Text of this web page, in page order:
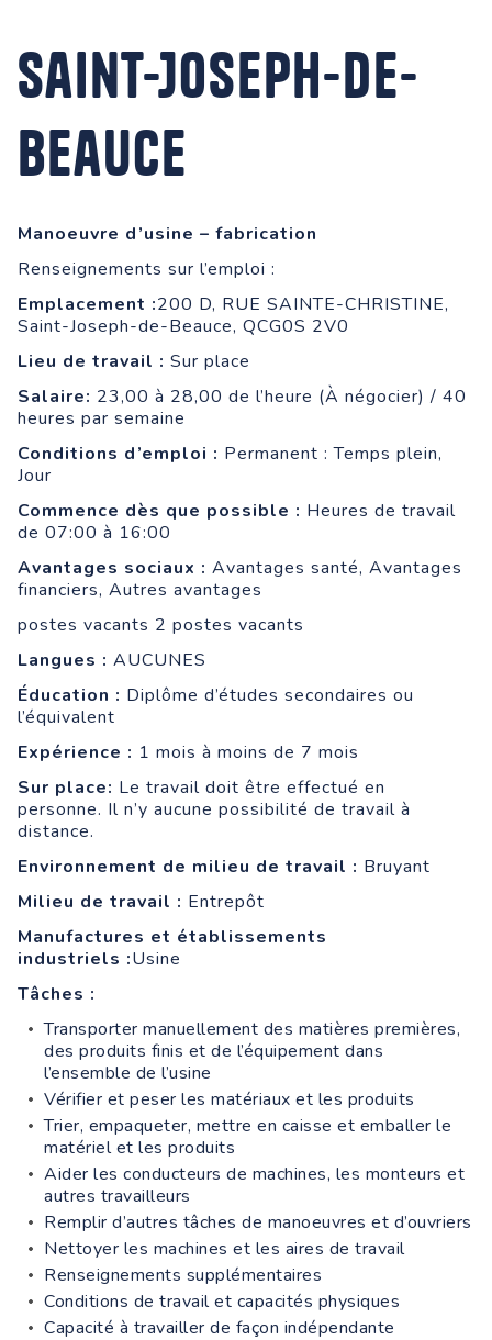
Saint-Joseph-de-
Beauce
Manoeuvre d’usine – fabrication
Renseignements sur l’emploi :
Emplacement :200 D, RUE SAINTE-CHRISTINE,
Saint-Joseph-de-Beauce, QCG0S 2V0
Lieu de travail : Sur place
Salaire: 23,00 à 28,00 de l’heure (À négocier) / 40
heures par semaine
Conditions d’emploi : Permanent : Temps plein,
Jour
Commence dès que possible : Heures de travail
de 07:00 à 16:00
Avantages sociaux : Avantages santé, Avantages
financiers, Autres avantages
postes vacants 2 postes vacants
Langues : AUCUNES
Éducation : Diplôme d’études secondaires ou
l’équivalent
Expérience : 1 mois à moins de 7 mois
Sur place: Le travail doit être effectué en
personne. Il n’y aucune possibilité de travail à
distance.
Environnement de milieu de travail : Bruyant
Milieu de travail : Entrepôt
Manufactures et établissements
industriels :Usine
Tâches :
Transporter manuellement des matières premières,
des produits finis et de l’équipement dans
l’ensemble de l’usine
Vérifier et peser les matériaux et les produits
Trier, empaqueter, mettre en caisse et emballer le
matériel et les produits
Aider les conducteurs de machines, les monteurs et
autres travailleurs
Remplir d’autres tâches de manoeuvres et d’ouvriers
Nettoyer les machines et les aires de travail
Renseignements supplémentaires
Conditions de travail et capacités physiques
Capacité à travailler de façon indépendante